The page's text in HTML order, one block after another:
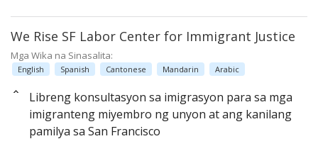
We Rise SF Labor Center for Immigrant Justice
Mga Wika na Sinasalita:
English Spanish Cantonese Mandarin Arabic
Libreng konsultasyon sa imigrasyon para sa mga
imigranteng miyembro ng unyon at ang kanilang
pamilya sa San Francisco